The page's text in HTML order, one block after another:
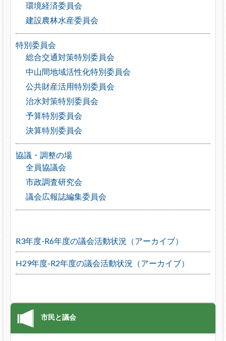
環境経済委員会
建設農林水産委員会
特別委員会
総合交通対策特別委員会
中山間地域活性化特別委員会
公共財産活用特別委員会
治水対策特別委員会
予算特別委員会
決算特別委員会
協議・調整の場
全員協議会
市政調査研究会
議会広報誌編集委員会
R3年度-R6年度の議会活動状況（アーカイブ）
H29年度-R2年度の議会活動状況（アーカイブ）